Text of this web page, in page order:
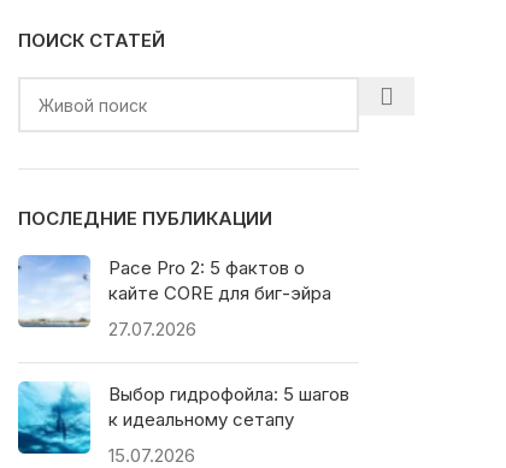
ПОИСК СТАТЕЙ
ПОСЛЕДНИЕ ПУБЛИКАЦИИ
Pace Pro 2: 5 фактов о
кайте CORE для биг-эйра
27.07.2026
Выбор гидрофойла: 5 шагов
к идеальному сетапу
15.07.2026